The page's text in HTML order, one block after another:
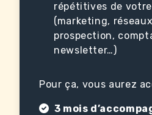
répétitives de
(marketing,
prospection,
newsletter…)
Pour ça, vous aurez
3 mois